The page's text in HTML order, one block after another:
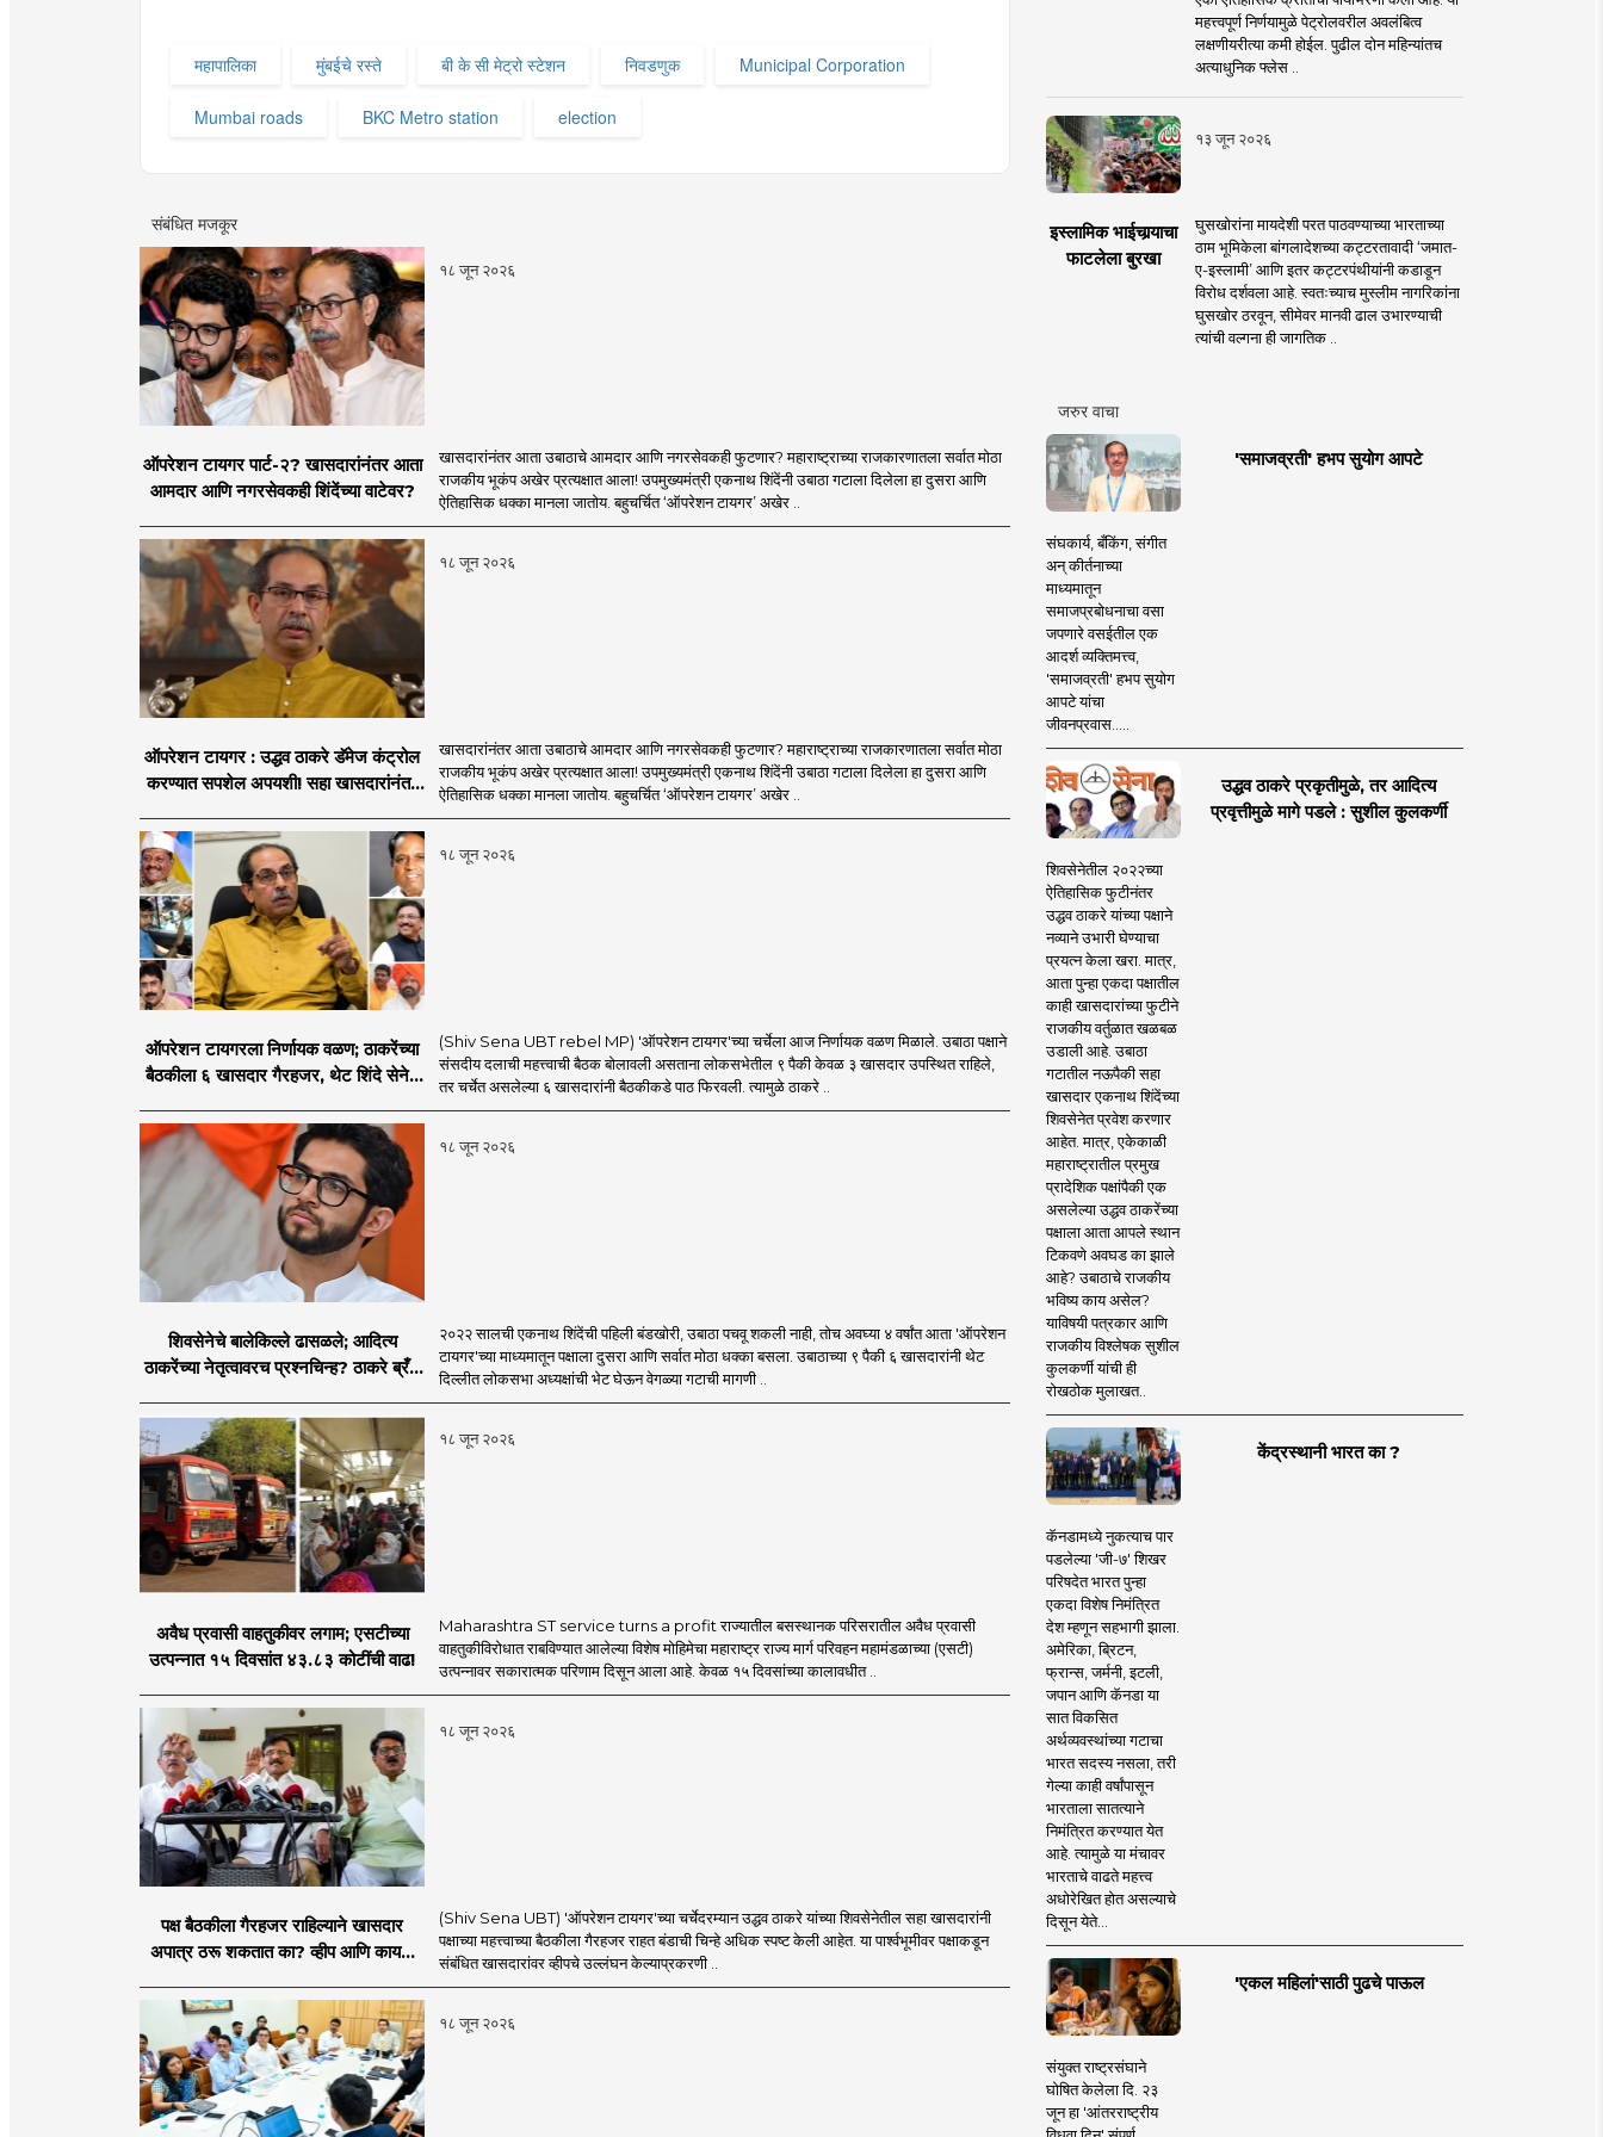
महापालिका मुंबईचे रस्ते बी के सी मेट्रो स्टेशन निवडणुक Municipal Corporation
Mumbai roads BKC Metro station election
संबंधित मजकूर
१८ जून २०२६
ऑपरेशन टायगर पार्ट-२? खासदारांनंतर आता
आमदार आणि नगरसेवकही शिंदेंच्या वाटेवर?
खासदारांनंतर आता उबाठाचे आमदार आणि नगरसेवकही फुटणार? महाराष्ट्राच्या राजकारणातला सर्वात मोठा
राजकीय भूकंप अखेर प्रत्यक्षात आला! उपमुख्यमंत्री एकनाथ शिंदेंनी उबाठा गटाला दिलेला हा दुसरा आणि
ऐतिहासिक धक्का मानला जातोय. बहुचर्चित ‘ऑपरेशन टायगर’ अखेर ..
१८ जून २०२६
ऑपरेशन टायगर : उद्धव ठाकरे डॅमेज कंट्रोल
करण्यात सपशेल अपयशी! सहा खासदारांनंतर
चर्चा सुरू
खासदारांनंतर आता उबाठाचे आमदार आणि नगरसेवकही फुटणार? महाराष्ट्राच्या राजकारणातला सर्वात मोठा
राजकीय भूकंप अखेर प्रत्यक्षात आला! उपमुख्यमंत्री एकनाथ शिंदेंनी उबाठा गटाला दिलेला हा दुसरा आणि
ऐतिहासिक धक्का मानला जातोय. बहुचर्चित ‘ऑपरेशन टायगर’ अखेर ..
१८ जून २०२६
ऑपरेशन टायगरला निर्णायक वळण; ठाकरेंच्या
बैठकीला ६ खासदार गैरहजर, थेट शिंदे सेनेत
(Shiv Sena UBT rebel MP) 'ऑपरेशन टायगर'च्या चर्चेला आज निर्णायक वळण मिळाले. उबाठा पक्षाने
संसदीय दलाची महत्त्वाची बैठक बोलावली असताना लोकसभेतील ९ पैकी केवळ ३ खासदार उपस्थित राहिले,
तर चर्चेत असलेल्या ६ खासदारांनी बैठकीकडे पाठ फिरवली. त्यामुळे ठाकरे ..
१८ जून २०२६
शिवसेनेचे बालेकिल्ले ढासळले; आदित्य
ठाकरेंच्या नेतृत्वावरच प्रश्नचिन्ह? ठाकरे ब्रँड
२०२२ सालची एकनाथ शिंदेंची पहिली बंडखोरी, उबाठा पचवू शकली नाही, तोच अवघ्या ४ वर्षांत आता 'ऑपरेशन
टायगर'च्या माध्यमातून पक्षाला दुसरा आणि सर्वात मोठा धक्का बसला. उबाठाच्या ९ पैकी ६ खासदारांनी थेट
दिल्लीत लोकसभा अध्यक्षांची भेट घेऊन वेगळ्या गटाची मागणी ..
१८ जून २०२६
अवैध प्रवासी वाहतुकीवर लगाम; एसटीच्या
उत्पन्नात १५ दिवसांत ४३.८३ कोटींची वाढ!
Maharashtra ST service turns a profit राज्यातील बसस्थानक परिसरातील अवैध प्रवासी
वाहतुकीविरोधात राबविण्यात आलेल्या विशेष मोहिमेचा महाराष्ट्र राज्य मार्ग परिवहन महामंडळाच्या (एसटी)
उत्पन्नावर सकारात्मक परिणाम दिसून आला आहे. केवळ १५ दिवसांच्या कालावधीत ..
१८ जून २०२६
पक्ष बैठकीला गैरहजर राहिल्याने खासदार
अपात्र ठरू शकतात का? व्हीप आणि कायदा
(Shiv Sena UBT) 'ऑपरेशन टायगर'च्या चर्चेदरम्यान उद्धव ठाकरे यांच्या शिवसेनेतील सहा खासदारांनी
पक्षाच्या महत्त्वाच्या बैठकीला गैरहजर राहत बंडाची चिन्हे अधिक स्पष्ट केली आहेत. या पार्श्वभूमीवर पक्षाकडून
संबंधित खासदारांवर व्हीपचे उल्लंघन केल्याप्रकरणी ..
१८ जून २०२६
महत्त्वपूर्ण निर्णयामुळे पेट्रोलवरील अवलंबित्व
लक्षणीयरीत्या कमी होईल. पुढील दोन महिन्यांतच
अत्याधुनिक फ्लेस ..
१३ जून २०२६
इस्लामिक भाईचार्‍याचा
फाटलेला बुरखा
घुसखोरांना मायदेशी परत पाठवण्याच्या भारताच्या
ठाम भूमिकेला बांगलादेशच्या कट्टरतावादी ‘जमात-
ए-इस्लामी’ आणि इतर कट्टरपंथीयांनी कडाडून
विरोध दर्शवला आहे. स्वतःच्याच मुस्लीम नागरिकांना
घुसखोर ठरवून, सीमेवर मानवी ढाल उभारण्याची
त्यांची वल्गना ही जागतिक ..
जरुर वाचा
'समाजव्रती' हभप सुयोग आपटे
संघकार्य, बँकिंग, संगीत
अन् कीर्तनाच्या
माध्यमातून
समाजप्रबोधनाचा वसा
जपणारे वसईतील एक
आदर्श व्यक्तिमत्त्व,
'समाजव्रती' हभप सुयोग
आपटे यांचा
जीवनप्रवास.....
उद्धव ठाकरे प्रकृतीमुळे, तर आदित्य
प्रवृत्तीमुळे मागे पडले : सुशील कुलकर्णी
शिवसेनेतील २०२२च्या
ऐतिहासिक फुटीनंतर
उद्धव ठाकरे यांच्या पक्षाने
नव्याने उभारी घेण्याचा
प्रयत्न केला खरा. मात्र,
आता पुन्हा एकदा पक्षातील
काही खासदारांच्या फुटीने
राजकीय वर्तुळात खळबळ
उडाली आहे. उबाठा
गटातील नऊपैकी सहा
खासदार एकनाथ शिंदेंच्या
शिवसेनेत प्रवेश करणार
आहेत. मात्र, एकेकाळी
महाराष्ट्रातील प्रमुख
प्रादेशिक पक्षांपैकी एक
असलेल्या उद्धव ठाकरेंच्या
पक्षाला आता आपले स्थान
टिकवणे अवघड का झाले
आहे? उबाठाचे राजकीय
भविष्य काय असेल?
याविषयी पत्रकार आणि
राजकीय विश्लेषक सुशील
कुलकर्णी यांची ही
रोखठोक मुलाखत..
केंद्रस्थानी भारत का ?
कॅनडामध्ये नुकत्याच पार
पडलेल्या 'जी-७' शिखर
परिषदेत भारत पुन्हा
एकदा विशेष निमंत्रित
देश म्हणून सहभागी झाला.
अमेरिका, ब्रिटन,
फ्रान्स, जर्मनी, इटली,
जपान आणि कॅनडा या
सात विकसित
अर्थव्यवस्थांच्या गटाचा
भारत सदस्य नसला, तरी
गेल्या काही वर्षांपासून
भारताला सातत्याने
निमंत्रित करण्यात येत
आहे. त्यामुळे या मंचावर
भारताचे वाढते महत्त्व
अधोरेखित होत असल्याचे
दिसून येते...
'एकल महिलां'साठी पुढचे पाऊल
संयुक्त राष्ट्रसंघाने
घोषित केलेला दि. २३
जून हा 'आंतरराष्ट्रीय